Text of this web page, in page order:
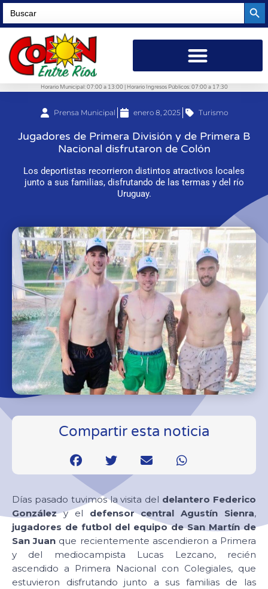
Search
for:
Horario Municipal: 07:00 a 13:00 | Horario Ingresos Públicos: 07:00 a 17:30
Prensa Municipal enero 8, 2025 Turismo
Jugadores de Primera División y de Primera B
Nacional disfrutaron de Colón
Los deportistas recorrieron distintos atractivos locales
junto a sus familias, disfrutando de las termas y del río
Uruguay.
Compartir esta noticia
Días pasado tuvimos la visita del delantero Federico
Gonzálezy el defensor central Agustín Sienra,
jugadores de futbol del equipo de San Martín de
San Juan que recientemente ascendieron a Primera
y del mediocampista Lucas Lezcano, recién
ascendido a Primera Nacional con Colegiales, que
estuvieron disfrutando junto a sus familias de las